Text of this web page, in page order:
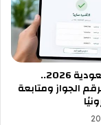
تأشيرة السعودية 2026..
الجواز ومتابعة